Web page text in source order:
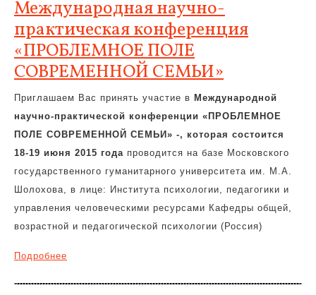
Международная научно-
практическая конференция
«ПРОБЛЕМНОЕ ПОЛЕ
СОВРЕМЕННОЙ СЕМЬИ»
Приглашаем Вас принять участие в Международной
научно-практической конференции «ПРОБЛЕМНОЕ
ПОЛЕ СОВРЕМЕННОЙ СЕМЬИ» -, которая состоится
18-19 июня 2015 года проводится на базе Московского
государственного гуманитарного университета им. М.А.
Шолохова, в лице: Института психологии, педагогики и
управления человеческими ресурсами Кафедры общей,
возрастной и педагогической психологии (Россия)
Подробнее